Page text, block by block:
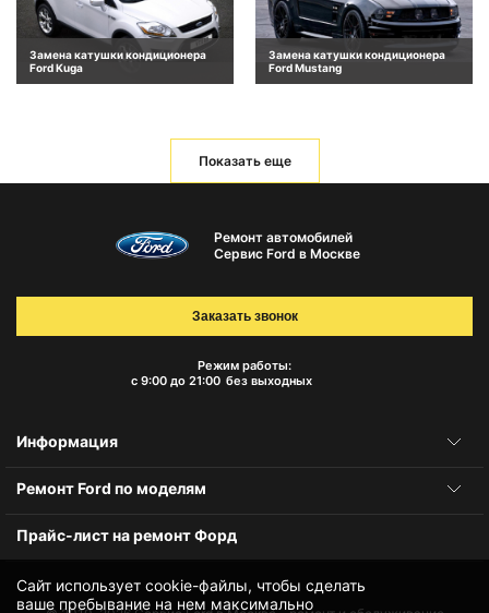
Замена катушки кондиционера
Ford Kuga
Замена катушки кондиционера
Ford Mustang
Показать еще
Сайт использует cookie-файлы, чтобы сделать
ваше пребывание на нем максимально
Ремонт автомобилей
Сервис Ford в Москве
Режим работы:
с 9:00 до 21:00 без выходных
Заказать звонок
Информация
Ремонт Ford по моделям
Прайс-лист на ремонт Форд